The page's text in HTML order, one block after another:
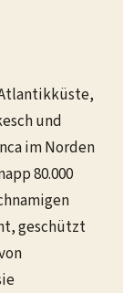
und
im Norden
80.000
geschützt